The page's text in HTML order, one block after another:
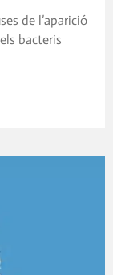
de l’aparició
bacteris